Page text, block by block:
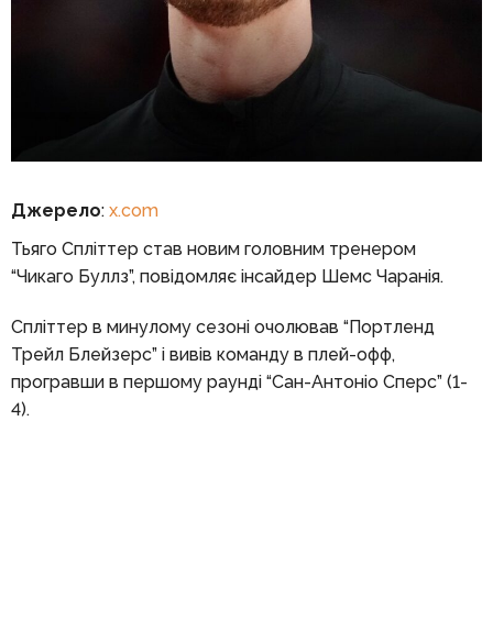
Джерело: x.com
Тьяго Спліттер став новим головним тренером
“Чикаго Буллз”, повідомляє інсайдер Шемс Чаранія.
Спліттер в минулому сезоні очолював “Портленд
Трейл Блейзерс” і вивів команду в плей-офф,
програвши в першому раунді “Сан-Антоніо Сперс” (1-
4).